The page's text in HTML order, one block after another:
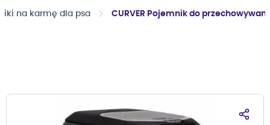
na karmę dla psa CURVER Pojemnik do
Przejdź